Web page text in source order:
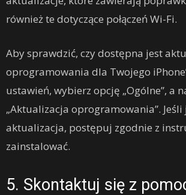
również te dotyczące połączeń Wi-Fi.
Aby sprawdzić, czy dostępna jest
oprogramowania dla Twojego
ustawień, wybierz opcję „Ogólne”, a
„Aktualizacja oprogramowania”.
aktualizacja, postępuj zgodnie z
zainstalować.
5. Skontaktuj się z